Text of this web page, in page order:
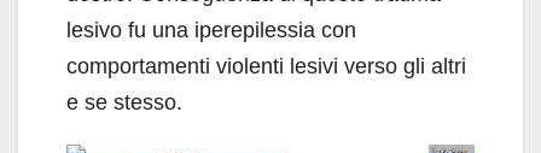
lesivo fu una iperepilessia con
comportamenti violenti lesivi verso gli altri
e se stesso.